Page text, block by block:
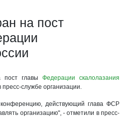
на пост
пост главы Федерации скалолазания
службе организации.
действующий глава ФСР
организацию", - отметили в пресс-